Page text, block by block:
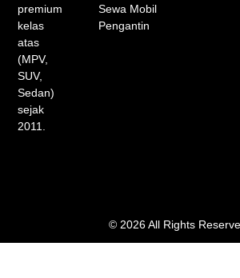
premium
kelas
atas
(MPV,
SUV,
Sedan)
sejak
2011.
Sewa Mobil
Pengantin
© 2026 All Rights